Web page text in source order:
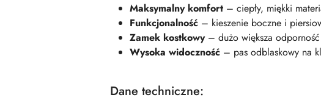
Maksymalny komfort – ciepły, miękki
Funkcjonalność – kieszenie boczne i
Zamek kostkowy – dużo większa
Wysoka widoczność – pas odblaskowy na
Dane techniczne: